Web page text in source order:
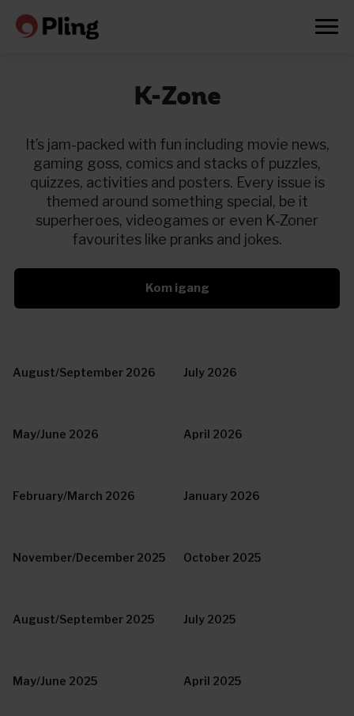
K-Zone
It’s jam-packed with fun including movie news,
gaming goss, comics and stacks of puzzles,
quizzes, activities and posters. Every issue is
themed around something special, be it
superheroes, videogames or even K-Zoner
favourites like pranks and jokes.
Kom igang
August/September 2026 July 2026
May/June 2026 April 2026
February/March 2026 January 2026
November/December 2025 October 2025
August/September 2025 July 2025
May/June 2025 April 2025